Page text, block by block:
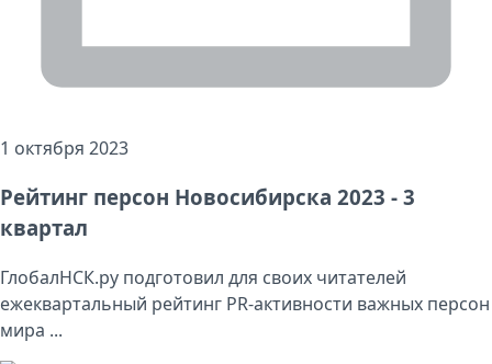
1 октября 2023
Рейтинг персон Новосибирска 2023 - 3
квартал
ГлобалНСК.ру подготовил для своих читателей
ежеквартальный рейтинг PR-активности важных персон
мира ...